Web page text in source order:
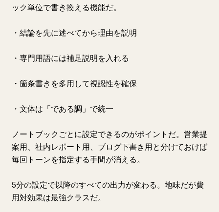
ック単位で書き換える機能だ。
・結論を先に述べてから理由を説明
・専門用語には補足説明を入れる
・箇条書きを多用して視認性を確保
・文体は「である調」で統一
ノートブックごとに設定できるのがポイントだ。営業提
案用、社内レポート用、ブログ下書き用と分けておけば
毎回トーンを指定する手間が消える。
5分の設定で以降のすべての出力が変わる。地味だが費
用対効果は最強クラスだ。